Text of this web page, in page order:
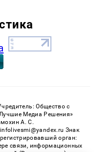
Общество с
Медиа Решения»
А. С.
Знак
орган:
связи, информационных